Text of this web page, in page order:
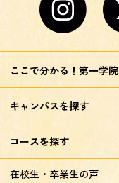
ここで分かる！第一学院
キャンパスを探す
コースを探す
在校生・卒業生の声